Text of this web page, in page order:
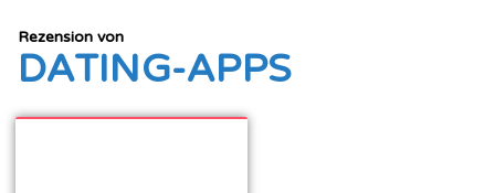
Rezension von
DATING-APPS